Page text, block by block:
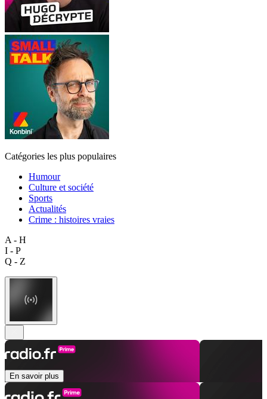
Catégories les plus populaires
Humour
Culture et société
Sports
Actualités
Crime : histoires vraies
A - H
I - P
Q - Z
En savoir plus